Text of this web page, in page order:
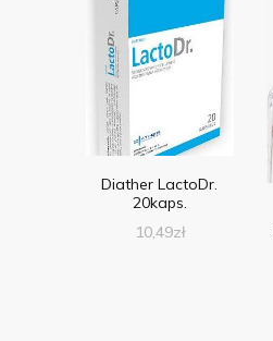
Diather LactoDr.
20kaps.
10,49zł